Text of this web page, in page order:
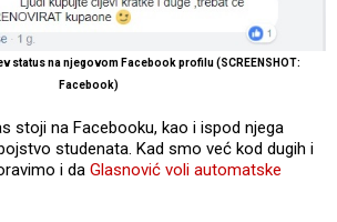
status na njegovom Facebook profilu (SCREENSHOT:
Facebook)
stoji na Facebooku, kao i ispod njega
studenata. Kad smo već kod dugih i
i da Glasnović voli automatske